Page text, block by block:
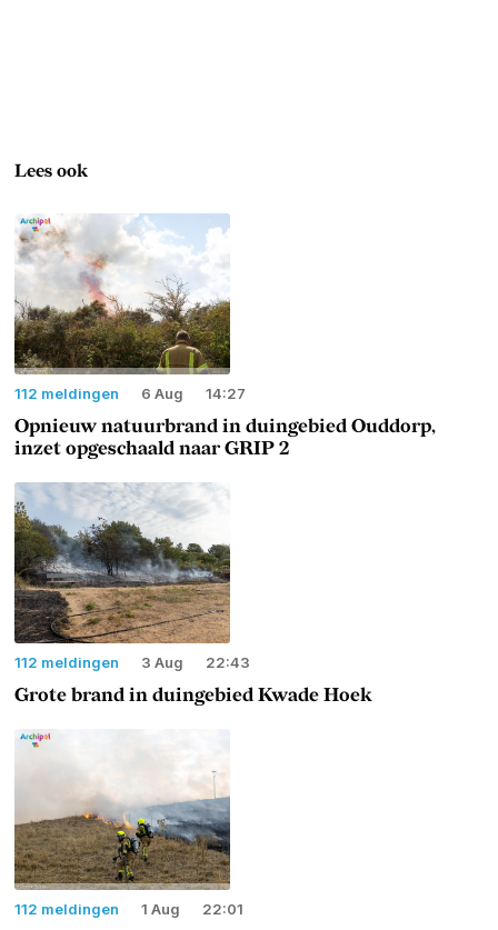
Lees ook
112 meldingen 6 Aug 14:27
Opnieuw natuurbrand in duingebied Ouddorp,
inzet opgeschaald naar GRIP 2
112 meldingen 3 Aug 22:43
Grote brand in duingebied Kwade Hoek
112 meldingen 1 Aug 22:01